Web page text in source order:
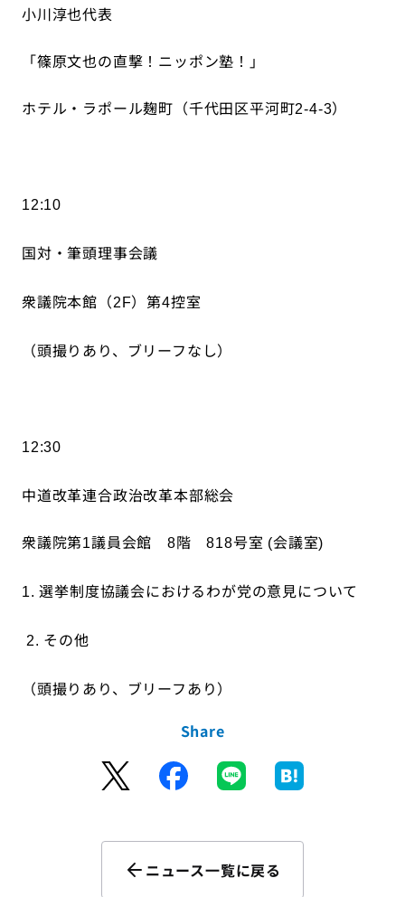
小川淳也代表
「篠原文也の直撃！ニッポン塾！」
ホテル・ラポール麹町（千代田区平河町2-4-3）
12:10
国対・筆頭理事会議
衆議院本館（2F）第4控室
（頭撮りあり、ブリーフなし）
12:30
中道改革連合政治改革本部総会
衆議院第1議員会館8階818号室 (会議室)
1. 選挙制度協議会におけるわが党の意見について
2. その他
（頭撮りあり、ブリーフあり）
Share
ニュース一覧に戻る